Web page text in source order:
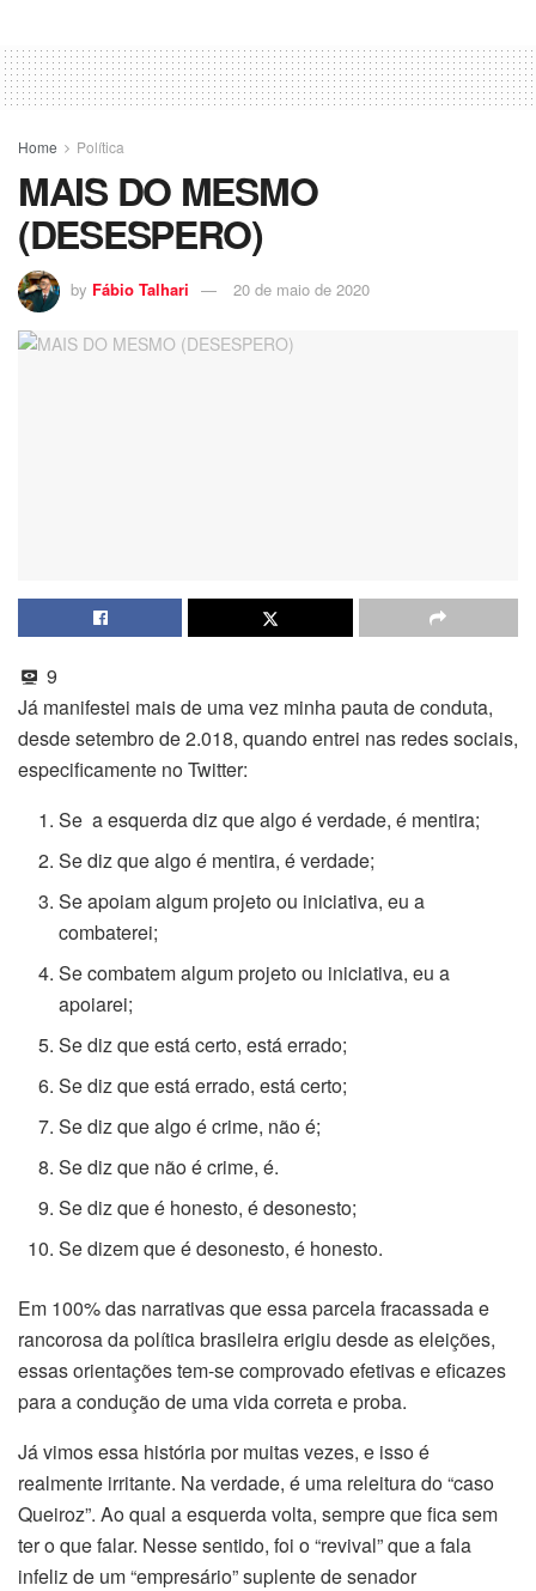
Home Política
MAIS DO MESMO
(DESESPERO)
by Fábio Talhari 20 de maio de 2020
9
Já manifestei mais de uma vez minha pauta de conduta,
desde setembro de 2.018, quando entrei nas redes sociais,
especificamente no Twitter:
Se a esquerda diz que algo é verdade, é mentira;
Se diz que algo é mentira, é verdade;
Se apoiam algum projeto ou iniciativa, eu a
combaterei;
Se combatem algum projeto ou iniciativa, eu a
apoiarei;
Se diz que está certo, está errado;
Se diz que está errado, está certo;
Se diz que algo é crime, não é;
Se diz que não é crime, é.
Se diz que é honesto, é desonesto;
Se dizem que é desonesto, é honesto.
Em 100% das narrativas que essa parcela fracassada e
rancorosa da política brasileira erigiu desde as eleições,
essas orientações tem-se comprovado efetivas e eficazes
para a condução de uma vida correta e proba.
Já vimos essa história por muitas vezes, e isso é
realmente irritante. Na verdade, é uma releitura do “caso
Queiroz”. Ao qual a esquerda volta, sempre que fica sem
ter o que falar. Nesse sentido, foi o “revival” que a fala
infeliz de um “empresário” suplente de senador